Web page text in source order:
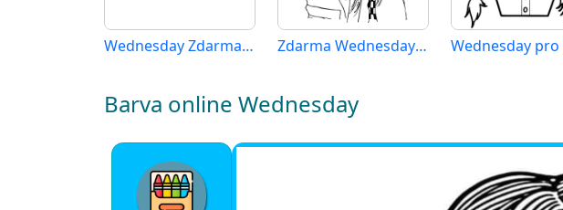
Wednesday Zdarma Vymalovatelné Obrázek Zdarma Wednesday Obrázek
Barva online Wednesday